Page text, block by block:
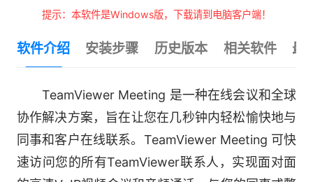
提示：本软件是Windows版，下载请到电脑客户端！
软件介绍 安装步骤 历史版本 相关软件 最
TeamViewer Meeting 是一种在线会议和全球
协作解决方案，旨在让您在几秒钟内轻松愉快地与
同事和客户在线联系。TeamViewer Meeting 可快
速访问您的所有TeamViewer联系人，实现面对面